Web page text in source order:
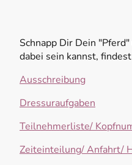
Schnapp Dir Dein
dabei sein kannst,
Ausschreibung
Dressuraufgaben
Teilnehmerliste/
Zeiteinteilung/ Anfahrt/